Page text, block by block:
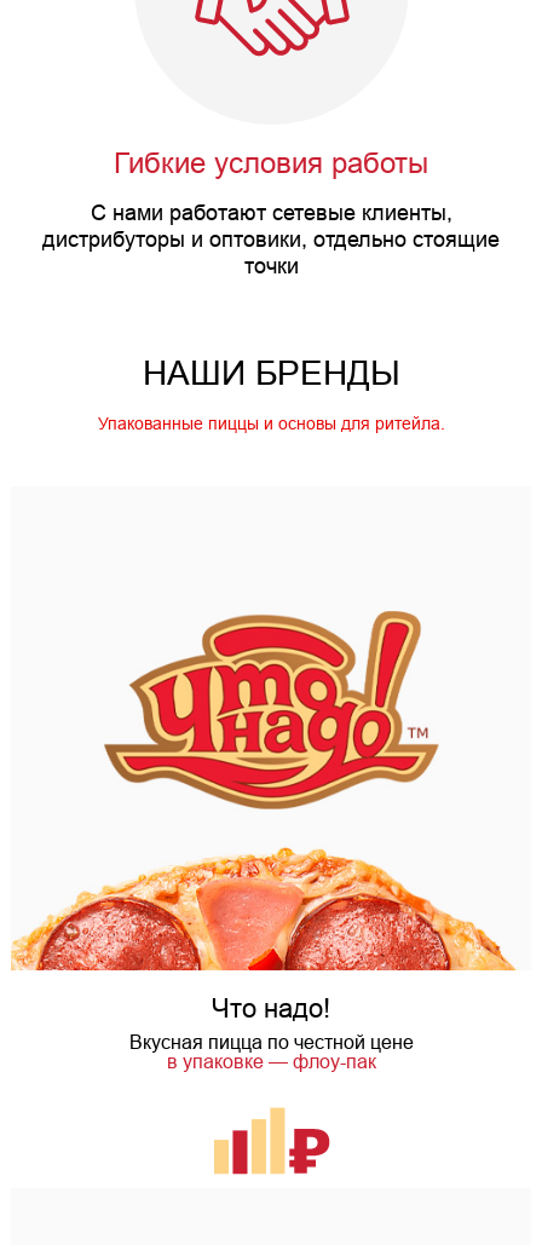
Гибкие условия работы
С нами работают сетевые клиенты,
дистрибуторы и оптовики, отдельно стоящие
точки
НАШИ БРЕНДЫ
Упакованные пиццы и основы для ритейла.
Что надо!
Вкусная пицца по честной цене
в упаковке — флоу-пак